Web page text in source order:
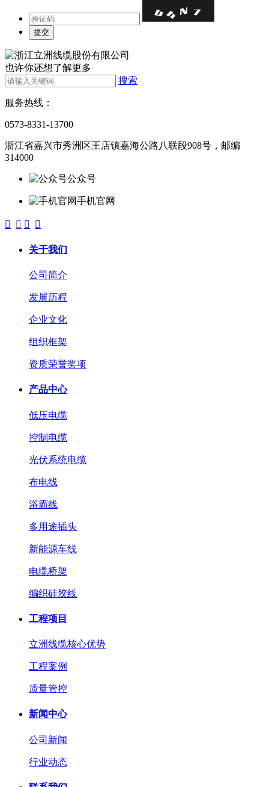
也许你还想了解更多
搜索
服务热线：
0573-8331-13700
浙江省嘉兴市秀洲区王店镇嘉海公路八联段908号，邮编
314000
公众号
手机官网
   
关于我们
公司简介
发展历程
企业文化
组织框架
资质荣誉奖项
产品中心
低压电缆
控制电缆
光伏系统电缆
布电线
浴霸线
多用途插头
新能源车线
电缆桥架
编织硅胶线
工程项目
立洲线缆核心优势
工程案例
质量管控
新闻中心
公司新闻
行业动态